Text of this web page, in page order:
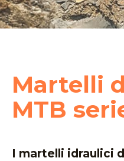
Martelli
MTB
I martelli idraulici